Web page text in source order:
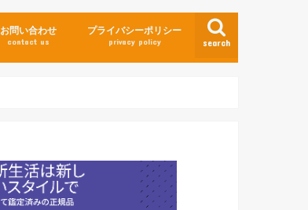
search
お問い合わせ
contact us
プライバシーポリシー
privacy policy